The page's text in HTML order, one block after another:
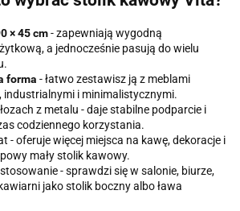
× 45 cm- zapewniają wygodną
a jednocześnie pasują do wielu
forma - łatwo zestawisz ją z meblami
industrialnymi i minimalistycznymi.
z metalu - daje stabilne podparcie i
codziennego korzystania.
- oferuje więcej miejsca na kawę, dekoracje i
mały stolik kawowy.
- sprawdzi się w salonie, biurze,
jako stolik boczny albo ława